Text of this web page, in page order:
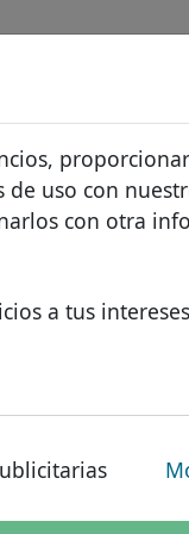
uso con
con otra
a tus
africanos
asiáticos
europeos
norteamericanos
Sobre
¿Por qué
Contacto
qué